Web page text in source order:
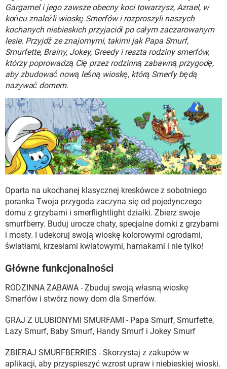
WINDOWS 10
Gargamel i jego zawsze obecny koci towarzysz, Azrael, w
końcu znaleźli wioskę Smerfów i rozproszyli naszych
kochanych niebieskich przyjaciół po całym zaczarowanym
lesie. Przyjdź ze znajomymi, takimi jak Papa Smurf,
Smurfette, Brainy, Jokey, Greedy i reszta rodziny smerfów,
którzy poprowadzą Cię przez rodzinną zabawną przygodę,
aby zbudować nową leśną wioskę, którą Smerfy będą
nazywać domem.
Oparta na ukochanej klasycznej kreskówce z sobotniego
poranka Twoja przygoda zaczyna się od pojedynczego
domu z grzybami i smerflightlight działki. Zbierz swoje
smurfberry. Buduj urocze chaty, specjalne domki z grzybami
i mosty. I udekoruj swoją wioskę kolorowymi ogrodami,
światłami, krzesłami kwiatowymi, hamakami i nie tylko!
Główne funkcjonalności
RODZINNA ZABAWA - Zbuduj swoją własną wioskę
Smerfów i stwórz nowy dom dla Smerfów.
GRAJ Z ULUBIONYMI SMURFAMI - Papa Smurf, Smurfette,
Lazy Smurf, Baby Smurf, Handy Smurf i Jokey Smurf
ZBIERAJ SMURFBERRIES - Skorzystaj z zakupów w
aplikacji, aby przyspieszyć wzrost upraw i niebieskiej wioski.